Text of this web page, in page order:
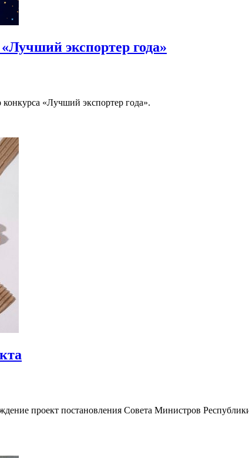
экспортер года»
«Лучший экспортер года».
проект постановления Совета Министров